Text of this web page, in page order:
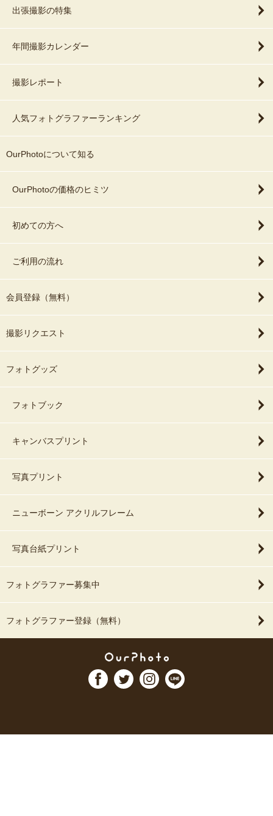
出張撮影の特集
年間撮影カレンダー
撮影レポート
人気フォトグラファーランキング
OurPhotoについて知る
OurPhotoの価格のヒミツ
初めての方へ
ご利用の流れ
会員登録（無料）
撮影リクエスト
フォトグッズ
フォトブック
キャンバスプリント
写真プリント
ニューボーン アクリルフレーム
写真台紙プリント
フォトグラファー募集中
フォトグラファー登録（無料）